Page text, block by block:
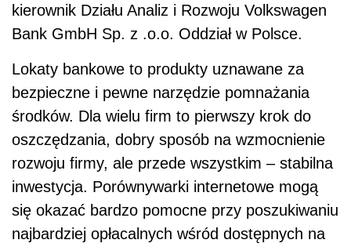
kierownik Działu Analiz i Rozwoju Volkswagen
Bank GmbH Sp. z .o.o. Oddział w Polsce.
Lokaty bankowe to produkty uznawane za
bezpieczne i pewne narzędzie pomnażania
środków. Dla wielu firm to pierwszy krok do
oszczędzania, dobry sposób na wzmocnienie
rozwoju firmy, ale przede wszystkim – stabilna
inwestycja. Porównywarki internetowe mogą
się okazać bardzo pomocne przy poszukiwaniu
najbardziej opłacalnych wśród dostępnych na